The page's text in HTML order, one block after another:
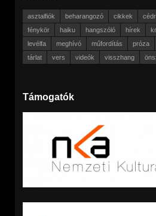
asztalfiók beharangozó cikkek
fénykör
haiku hangszóló hírek
levélfa
meghívó műfordítás próza
tárlat
vers videók visszhang
Támogatók